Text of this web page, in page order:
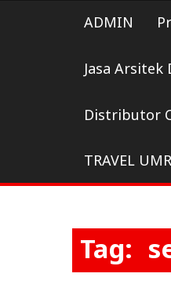
ADMIN
Jasa Arsitek
Distributor
TRAVEL
Tag: